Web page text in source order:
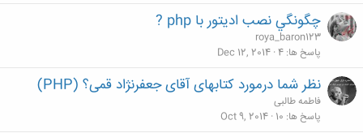
چگونگي نصب اديتور با php ?
roya_baron123
پاسخ ها 4
Dec 12, 2014
نظر شما درمورد کتابهای آقای جعفرنژاد قمی؟ (PHP)
فاطمه طالبی
پاسخ ها 10
Oct 9, 2014